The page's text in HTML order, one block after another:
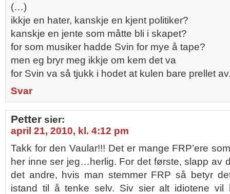
(…)
ikkje en hater, kanskje en kjent politiker?
kanskje en jente som måtte bli i skapet?
for som musiker hadde Svin for mye å tape?
men eg bryr meg ikkje om kem det va
for Svin va så tjukk i hodet at kulen bare prellet
Svar
Petter sier:
april 21, 2010, kl. 4:12 pm
Takk for den Vaular!!! Det er mange FRP’ere
her inne ser jeg…herlig. For det første, slapp av
det andre, hvis man stemmer FRP så betyr
istand til å tenke selv. Siv sier alt idiotene vil